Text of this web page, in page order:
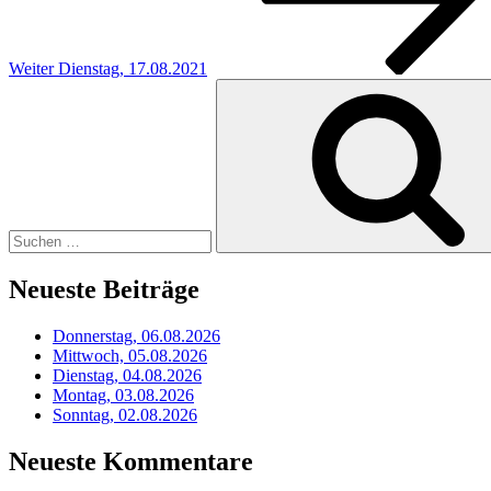
Weiter Dienstag, 17.08.2021
Neueste Beiträge
Donnerstag, 06.08.2026
Mittwoch, 05.08.2026
Dienstag, 04.08.2026
Montag, 03.08.2026
Sonntag, 02.08.2026
Neueste Kommentare